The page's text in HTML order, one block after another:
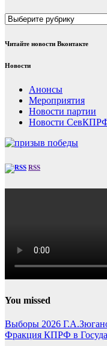
Рубрики
Читайте новости Вконтакте
Новости
Анонсы
Мероприятия
Новости партии
Новости
RSS
You missed
Выборы 2026
Фракция КПРФ в